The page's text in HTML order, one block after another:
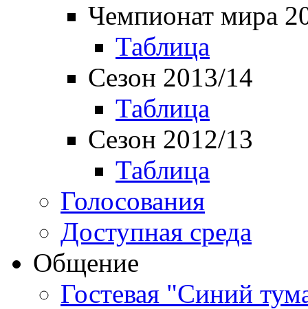
Чемпионат мира
Таблица
Сезон 2013/14
Таблица
Сезон 2012/13
Таблица
Голосования
Доступная среда
Общение
Гостевая "Синий